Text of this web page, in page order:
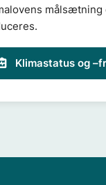
målsætning
Klimastatus og